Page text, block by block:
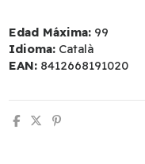
Edad Máxima: 99
Idioma: Català
EAN: 8412668191020